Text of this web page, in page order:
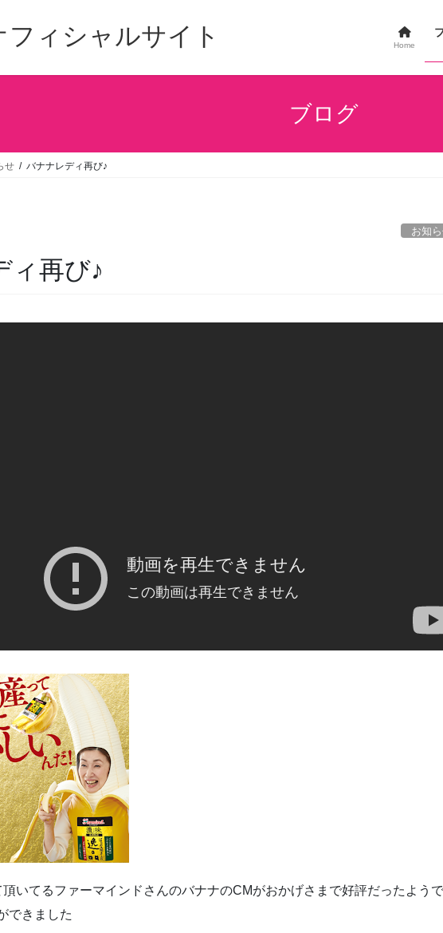
フィシャルサイト Home
ブログ
せ バナナレディ再び♪
お知
ィ再び♪
いてるファーマインドさんのバナナのCMがおかげさまで好評だったようで
できました